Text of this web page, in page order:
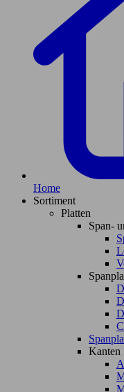
Home
Sortiment
Platten
Span-
Kanten